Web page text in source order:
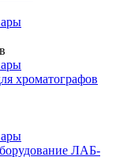
хроматографов
ЛАБ-